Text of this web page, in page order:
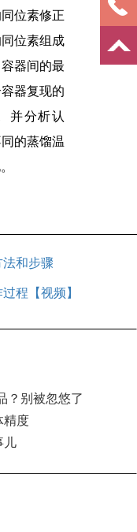
位素修正
位素组成
器间的最
器复现的
并分析认
的蒸馏温
和步骤
程【视频】
？别被忽悠了
精度
儿